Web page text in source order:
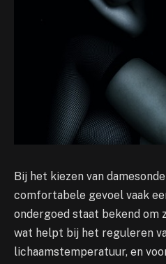
Bij het kiezen van
comfortabele gevoel vaak
ondergoed staat bekend om
wat helpt bij het reguleren
lichaamstemperatuur, en